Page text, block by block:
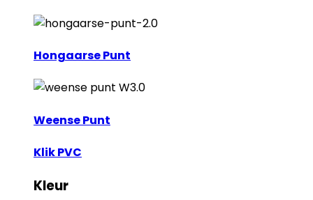
Hongaarse Punt
Weense Punt
Klik PVC
Kleur